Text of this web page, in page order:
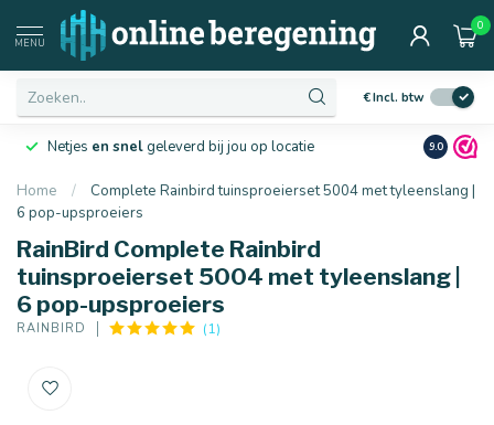
MENU
0
€Incl. btw
Netjes en snelgeleverd bij jou op locatie Ruim10
9.0
Home /
Complete Rainbird tuinsproeierset 5004 met tyleenslang |
6 pop-upsproeiers
RainBird Complete Rainbird
tuinsproeierset 5004 met tyleenslang |
6 pop-upsproeiers
RAINBIRD (1)